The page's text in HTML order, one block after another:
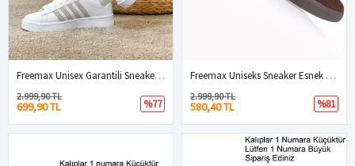
Freemax Unisex Garantili Sneaker Spor Ayakkabı. Beyaz Buz
699,90 TL
2.999,90 TL
%77
Freemax Uniseks Sneaker Esnek Yumuşak Spor Ayakkabı Samba.530 Kahve Ten
580,40 TL
2.999,90 TL
%81